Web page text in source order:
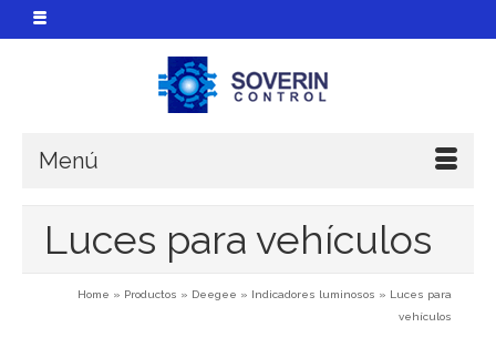
Menú
Luces para vehículos
Home » Productos » Deegee » Indicadores luminosos » Luces para
vehículos